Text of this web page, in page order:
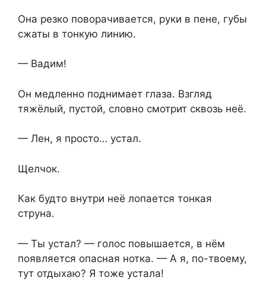
Она резко поворачивается, руки в пене, губы
сжаты в тонкую линию.
— Вадим!
Он медленно поднимает глаза. Взгляд
тяжёлый, пустой, словно смотрит сквозь неё.
— Лен, я просто… устал.
Щелчок.
Как будто внутри неё лопается тонкая
струна.
— Ты устал? — голос повышается, в нём
появляется опасная нотка. — А я, по-твоему,
тут отдыхаю? Я тоже устала!